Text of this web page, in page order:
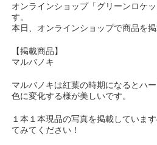
オンラインショップ「グリーンロケ
す。
本日、オンラインショップで商品を掲
【掲載商品】
マルバノキ
マルバノキは紅葉の時期になるとハ
色に変化する様が美しいです。
１本１本現品の写真を掲載していま
てみてください！